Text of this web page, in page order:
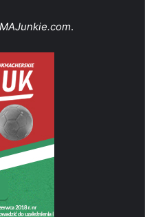
.